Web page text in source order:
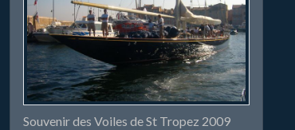
Souvenir des Voiles de St Tropez 2009